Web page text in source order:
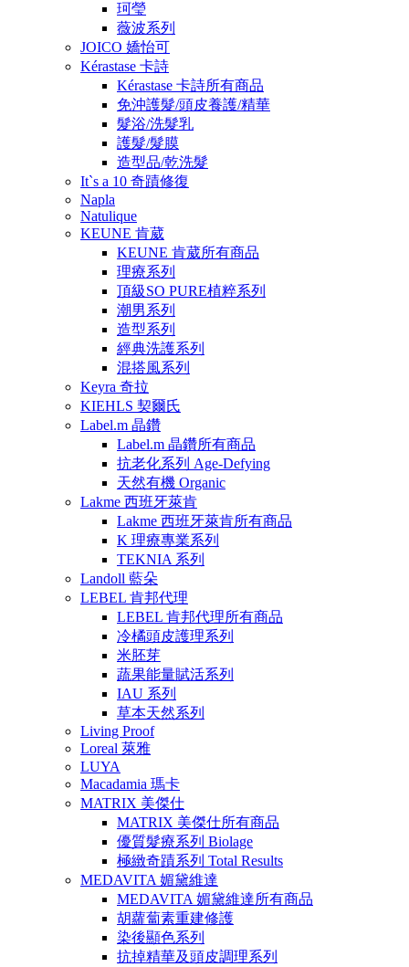
珂瑩
薇波系列
JOICO 嬌怡可
Kérastase 卡詩
Kérastase 卡詩所有商品
免沖護髮/頭皮養護/精華
髮浴/洗髮乳
護髮/髮膜
造型品/乾洗髮
It`s a 10 奇蹟修復
Napla
Natulique
KEUNE 肯葳
KEUNE 肯葳所有商品
理療系列
頂級SO PURE植粹系列
潮男系列
造型系列
經典洗護系列
混搭風系列
Keyra 奇拉
KIEHLS 契爾氏
Label.m 晶鑽
Label.m 晶鑽所有商品
抗老化系列 Age-Defying
天然有機 Organic
Lakme 西班牙萊肯
Lakme 西班牙萊肯所有商品
K 理療專業系列
TEKNIA 系列
Landoll 藍朵
LEBEL 肯邦代理
LEBEL 肯邦代理所有商品
冷橘頭皮護理系列
米胚芽
蔬果能量賦活系列
IAU 系列
草本天然系列
Living Proof
Loreal 萊雅
LUYA
Macadamia 瑪卡
MATRIX 美傑仕
MATRIX 美傑仕所有商品
優質髮療系列 Biolage
極緻奇蹟系列 Total Results
MEDAVITA 媚黛維達
MEDAVITA 媚黛維達所有商品
胡蘿蔔素重建修護
染後顯色系列
抗掉精華及頭皮調理系列